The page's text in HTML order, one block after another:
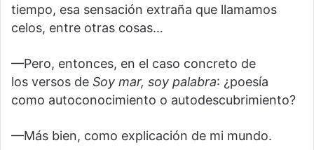
tiempo, esa sensación extraña que llamamos
celos, entre otras cosas…
—Pero, entonces, en el caso concreto de
los versos de Soy mar, soy palabra: ¿poesía
como autoconocimiento o autodescubrimiento?
—Más bien, como explicación de mi mundo.